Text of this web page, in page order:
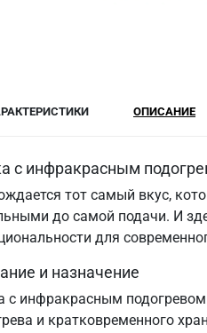
ОПИСАНИЕ
с инфракрасным
тот самый вкус,
до самой подачи. И
для
и назначение
с инфракрасным
и кратковременного